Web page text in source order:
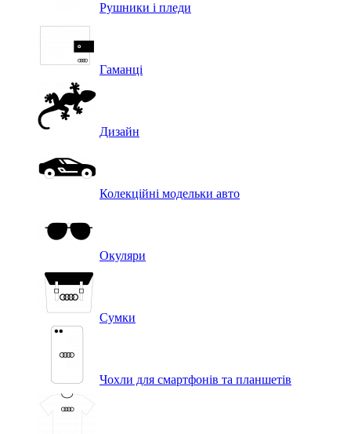
Рушники і пледи
Гаманці
Дизайн
Колекційні модельки авто
Окуляри
Сумки
Чохли для смартфонів та планшетів